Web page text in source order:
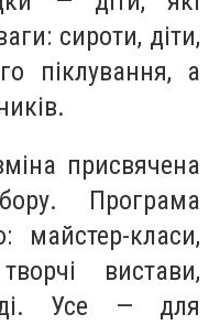
сироти, діти,
піклування, а
присвячена
Програма
майстер-класи,
вистави,
Усе — для